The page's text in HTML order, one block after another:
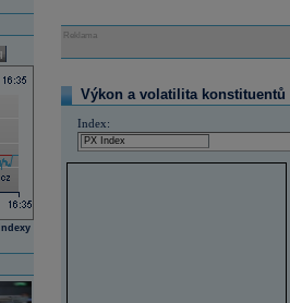
Reklama
Výkon a volatilita konstituentů
Index: